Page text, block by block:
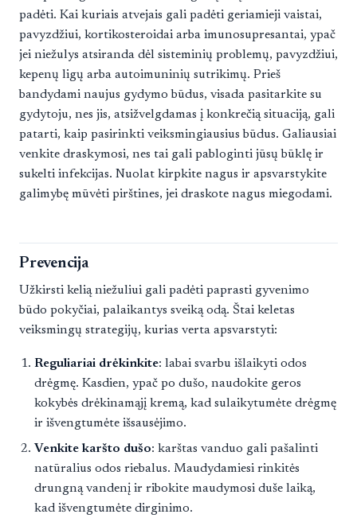
padėti. Kai kuriais atvejais gali padėti geriamieji vaistai,
pavyzdžiui, kortikosteroidai arba imunosupresantai, ypač
jei niežulys atsiranda dėl sisteminių problemų, pavyzdžiui,
kepenų ligų arba autoimuninių sutrikimų. Prieš
bandydami naujus gydymo būdus, visada pasitarkite su
gydytoju, nes jis, atsižvelgdamas į konkrečią situaciją, gali
patarti, kaip pasirinkti veiksmingiausius būdus. Galiausiai
venkite draskymosi, nes tai gali pabloginti jūsų būklę ir
sukelti infekcijas. Nuolat kirpkite nagus ir apsvarstykite
galimybę mūvėti pirštines, jei draskote nagus miegodami.
Prevencija
Užkirsti kelią niežuliui gali padėti paprasti gyvenimo
būdo pokyčiai, palaikantys sveiką odą. Štai keletas
veiksmingų strategijų, kurias verta apsvarstyti:
Reguliariai drėkinkite: labai svarbu išlaikyti odos
drėgmę. Kasdien, ypač po dušo, naudokite geros
kokybės drėkinamąjį kremą, kad sulaikytumėte drėgmę
ir išvengtumėte išsausėjimo.
Venkite karšto dušo: karštas vanduo gali pašalinti
natūralius odos riebalus. Maudydamiesi rinkitės
drungną vandenį ir ribokite maudymosi duše laiką,
kad išvengtumėte dirginimo.